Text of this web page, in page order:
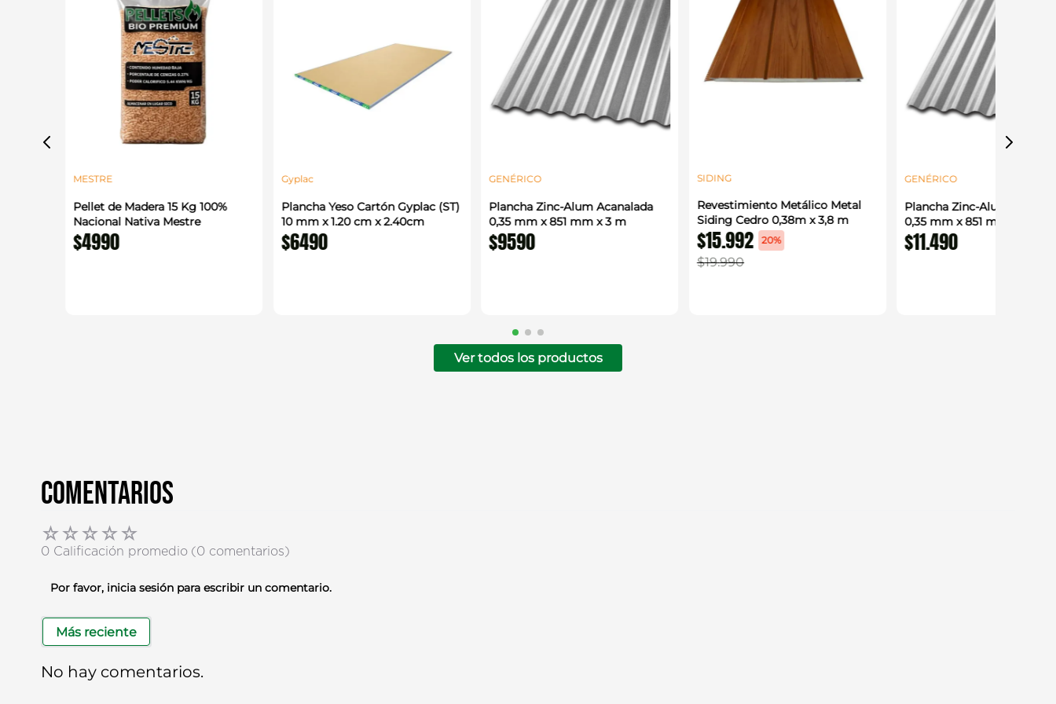
MESTRE
Pellet de Madera 15 Kg 100%
Nacional Nativa Mestre
$4990
Gyplac
Plancha Yeso Cartón Gyplac (ST)
10 mm x 1.20 cm x 2.40cm
$6490
GENÉRICO
Plancha Zinc-Alum Acanalada
0,35 mm x 851 mm x 3 m
$9590
SIDING
Revestimiento Metálico Metal
Siding Cedro 0,38m x 3,8 m
$15.992 20%
$19.990
GENÉRICO
Plancha Zinc-Alum
0,35 mm x 851 mm x 3,66
$11.490
Ver todos los productos
Comentarios
☆☆☆☆☆
0 Calificación promedio (0 comentarios)
Por favor, inicia sesión para escribir un comentario.
Más reciente
No hay comentarios.